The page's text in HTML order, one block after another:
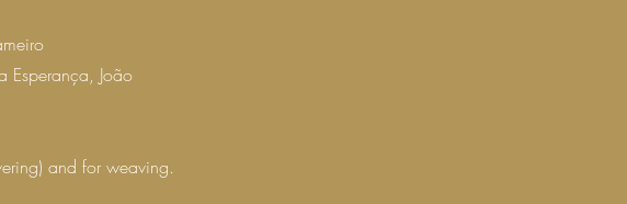
Esperança, João
and for weaving.